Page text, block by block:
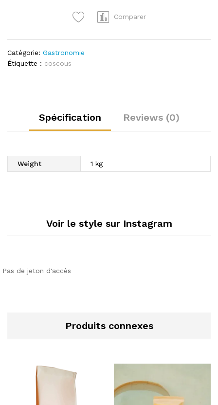
Comparer
Catégorie: Gastronomie
Étiquette : coscous
Spécification Reviews (0)
Weight 1 kg
Voir le style sur Instagram
Pas de jeton d'accès
Produits connexes